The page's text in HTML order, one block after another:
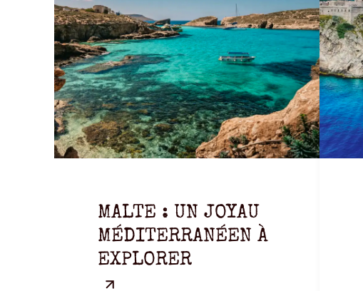
MALTE : UN JOYAU
MÉDITERRANÉEN À
EXPLORER